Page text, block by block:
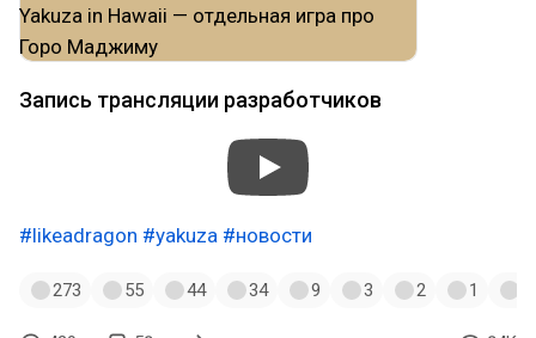
Запись трансляции разработчиков
#likeadragon #yakuza #новости
273 55 44 34 9 3 2 1